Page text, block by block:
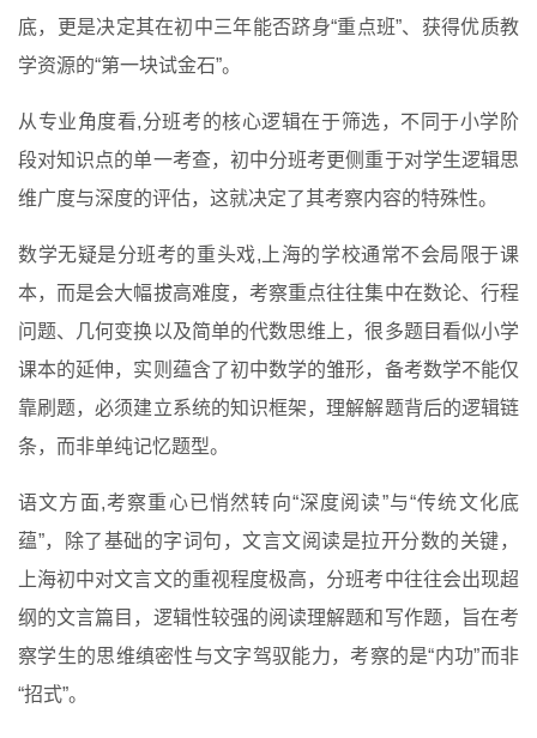
底，更是决定其在初中三年能否跻身“重点班”、获得优质教
学资源的“第一块试金石”。
从专业角度看,分班考的核心逻辑在于筛选，不同于小学阶
段对知识点的单一考查，初中分班考更侧重于对学生逻辑思
维广度与深度的评估，这就决定了其考察内容的特殊性。
数学无疑是分班考的重头戏,上海的学校通常不会局限于课
本，而是会大幅拔高难度，考察重点往往集中在数论、行程
问题、几何变换以及简单的代数思维上，很多题目看似小学
课本的延伸，实则蕴含了初中数学的雏形，备考数学不能仅
靠刷题，必须建立系统的知识框架，理解解题背后的逻辑链
条，而非单纯记忆题型。
语文方面,考察重心已悄然转向“深度阅读”与“传统文化底
蕴”，除了基础的字词句，文言文阅读是拉开分数的关键，
上海初中对文言文的重视程度极高，分班考中往往会出现超
纲的文言篇目，逻辑性较强的阅读理解题和写作题，旨在考
察学生的思维缜密性与文字驾驭能力，考察的是“内功”而非
“招式”。